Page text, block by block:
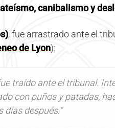
ateísmo, canibalismo y
, fue arrastrado ante el
de Lyon):
traído ante el tribunal.
con puños y patadas,
días después.”